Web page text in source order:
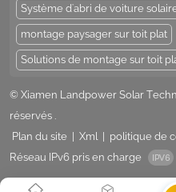
Système d'abri de voiture
montage paysager sur toit plat
Solutions de montage sur toit
© Xiamen Landpower Solar
réservés .
Plan du site
Xml politique de
Réseau IPv6 pris en charge